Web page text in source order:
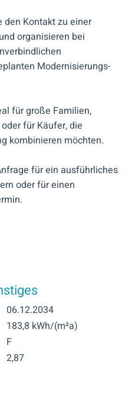
den Kontakt zu einer
organisieren bei
Modernisierungs-
für große Familien,
für Käufer, die
kombinieren möchten.
für ein ausführliches
oder für einen
06.12.2034
183,8 kWh/(m²a)
F
2,87